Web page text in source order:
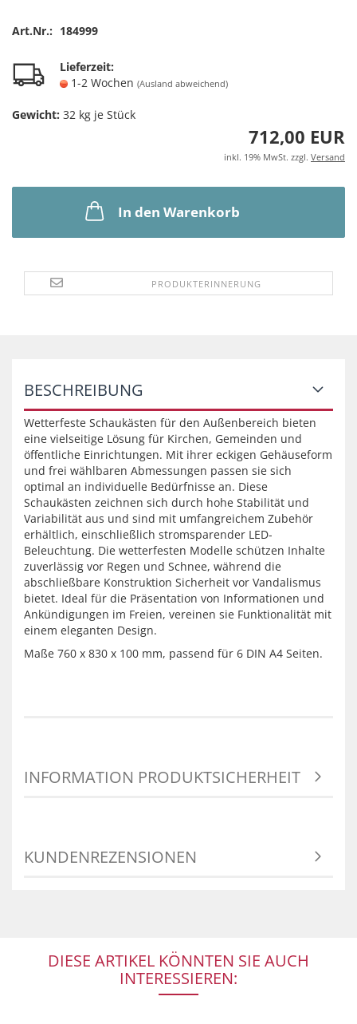
Art.Nr.: 184999
Lieferzeit:
1-2 Wochen (Ausland abweichend)
Gewicht: 32 kg je Stück
712,00 EUR
inkl. 19% MwSt. zzgl. Versand
In den Warenkorb
PRODUKTERINNERUNG
BESCHREIBUNG
Wetterfeste Schaukästen für den Außenbereich bieten
eine vielseitige Lösung für Kirchen, Gemeinden und
öffentliche Einrichtungen. Mit ihrer eckigen Gehäuseform
und frei wählbaren Abmessungen passen sie sich
optimal an individuelle Bedürfnisse an. Diese
Schaukästen zeichnen sich durch hohe Stabilität und
Variabilität aus und sind mit umfangreichem Zubehör
erhältlich, einschließlich stromsparender LED-
Beleuchtung. Die wetterfesten Modelle schützen Inhalte
zuverlässig vor Regen und Schnee, während die
abschließbare Konstruktion Sicherheit vor Vandalismus
bietet. Ideal für die Präsentation von Informationen und
Ankündigungen im Freien, vereinen sie Funktionalität mit
einem eleganten Design.
Maße 760 x 830 x 100 mm, passend für 6 DIN A4 Seiten.
INFORMATION PRODUKTSICHERHEIT
KUNDENREZENSIONEN
DIESE ARTIKEL KÖNNTEN SIE AUCH
INTERESSIEREN: